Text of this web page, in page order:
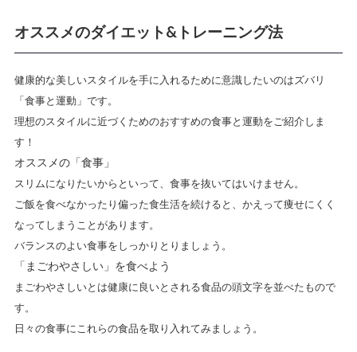
オススメのダイエット&トレーニング法
健康的な美しいスタイルを手に入れるために意識したいのはズバリ
「食事と運動」 です。
理想のスタイルに近づくためのおすすめの食事と運動をご紹介しま
す！
オススメの「食事」
スリムになりたいからといって、食事を抜いてはいけません。
ご飯を食べなかったり偏った食生活を続けると、かえって痩せにくく
なってしまうことがあります。
バランスのよい食事をしっかりとりましょう。
「まごわやさしい」を食べよう
まごわやさしいとは健康に良いとされる食品の頭文字を並べたもので
す。
日々の食事にこれらの食品を取り入れてみましょう。